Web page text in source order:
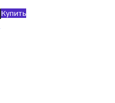
Купить